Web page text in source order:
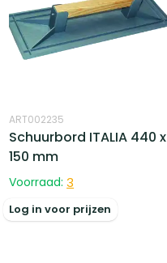
ART002235
Schuurbord ITALIA 440 x
150 mm
Voorraad: 3
Log in voor prijzen